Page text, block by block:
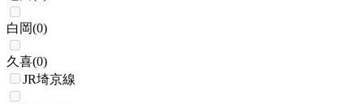
白岡(0)
久喜(0)
JR埼京線